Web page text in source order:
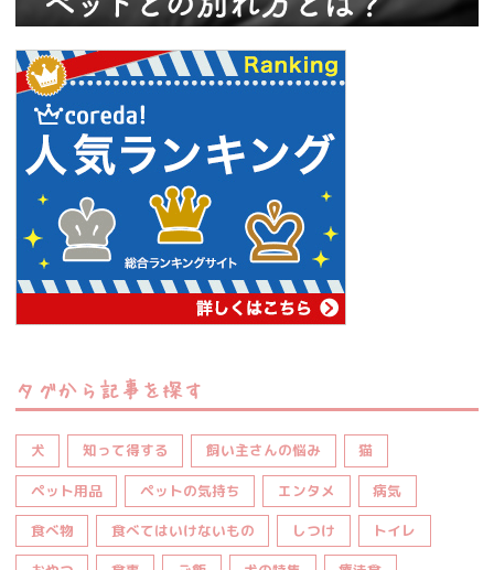
タグから記事を探す
犬 知って得する 飼い主さんの悩み 猫
ペット用品 ペットの気持ち エンタメ 病気
食べ物 食べてはいけないもの しつけ トイレ